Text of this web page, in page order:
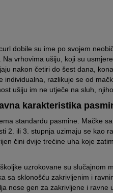
dobile su ime po svojem
vrhovima ušiju, koji su
nakon četiri do šest dana,
individualna, razlikuje se od
ušiju im ne utječe na sluh,
karakteristika
standardu pasmine. Mačke
2. ili 3. stupnja uzimaju se kao
čini dvije trećine uha koje
uzrokovane su slučajnom
sa sklonošću zakrivljenim i
nose gen za zakrivljene i ravne